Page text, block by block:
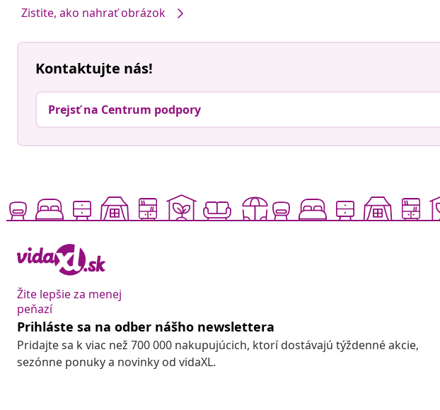
Zistite, ako nahrať obrázok
Kontaktujte nás!
Prejsť na Centrum podpory
Žite lepšie za menej
peňazí
Prihláste sa na odber nášho newslettera
Pridajte sa k viac než 700 000 nakupujúcich, ktorí dostávajú týždenné akcie,
sezónne ponuky a novinky od vidaXL.